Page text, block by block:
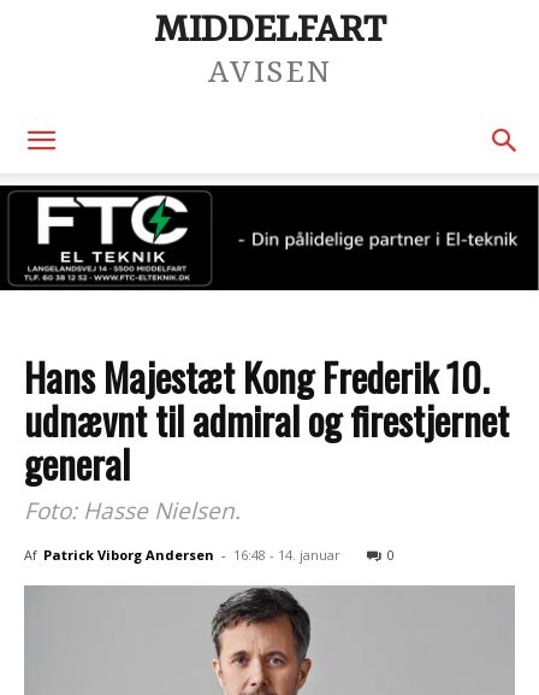
MIDDELFART
AVISEN
Hans Majestæt Kong Frederik 10.
udnævnt til admiral og firestjernet
general
Foto: Hasse Nielsen.
Af Patrick Viborg Andersen - 16:48 - 14. januar 0